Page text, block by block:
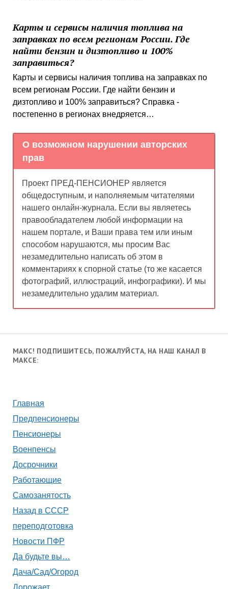
Карты и сервисы наличия топлива на
заправках по всем регионам России. Где
найти бензин и дизтопливо и 100%
заправиться?
Карты и сервисы наличия топлива на заправках по
всем регионам России. Где найти бензин и
дизтопливо и 100% заправиться? Справка -
постепенно в регионах внедряется…
О возможном нарушении авторских
прав
Проект ПРЕД-ПЕНСИОНЕР является
общедоступным, и наполняемым читателями
нашего онлайн-журнала. Если вы являетесь
правообладателем любой информации на
нашем портале, и Ваши права тем или иным
способом нарушаются, мы просим Вас
незамедлительно написать об этом в
комментариях к спорной статье (то же касается
фотографий, иллюстраций, инфографики). И мы
незамедлительно удалим материал.
МАКС! ПОДПИШИТЕСЬ, ПОЖАЛУЙСТА, НА НАШ КАНАЛ В
МАКСЕ:
Главная
Предпенсионеры
Пенсионеры
Военпенсы
Досрочники
Работающие
Самозанятость
Назад в СССР
переподготовка
Новости ПФР
Да будьте вы…
Дача/Сад/Огород
Дорожает